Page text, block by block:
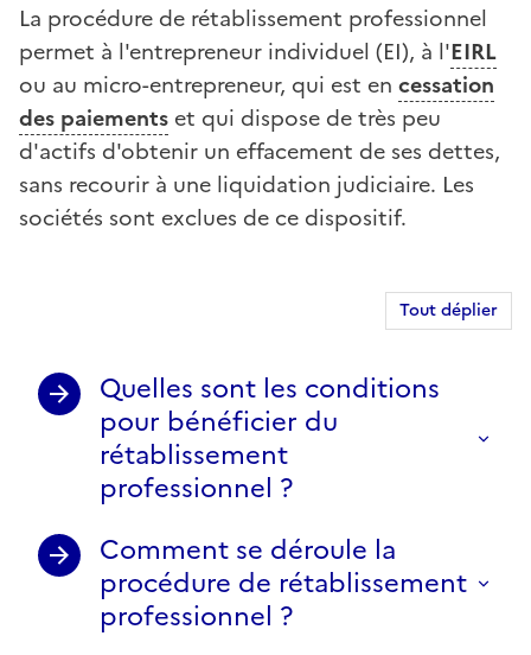
La procédure de rétablissement professionnel
permet à l'entrepreneur individuel (EI), à l'EIRL
ou au micro-entrepreneur, qui est en cessation
des paiements et qui dispose de très peu
d'actifs d'obtenir un effacement de ses dettes,
sans recourir à une liquidation judiciaire. Les
sociétés sont exclues de ce dispositif.
Tout déplier
Quelles sont les conditions
pour bénéficier du
rétablissement
professionnel ?
Comment se déroule la
procédure de rétablissement
professionnel ?